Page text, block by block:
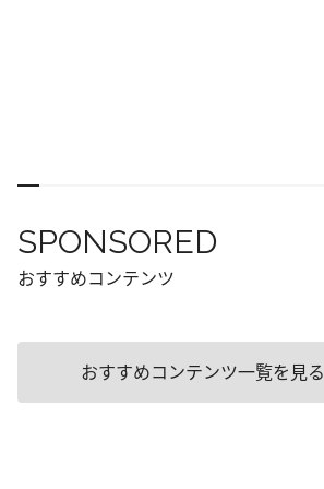
SPONSORED
おすすめコンテンツ
おすすめコンテンツ一覧を見る